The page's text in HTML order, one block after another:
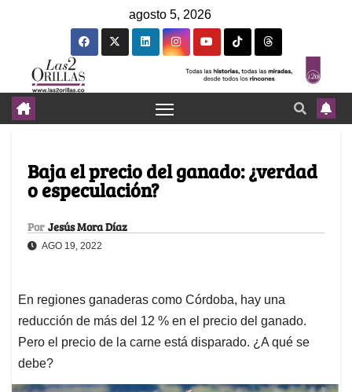
agosto 5, 2026
Baja el precio del ganado: ¿verdad
o especulación?
Por Jesús Mora Díaz
AGO 19, 2022
En regiones ganaderas como Córdoba, hay una
reducción de más del 12 % en el precio del ganado.
Pero el precio de la carne está disparado. ¿A qué se
debe?